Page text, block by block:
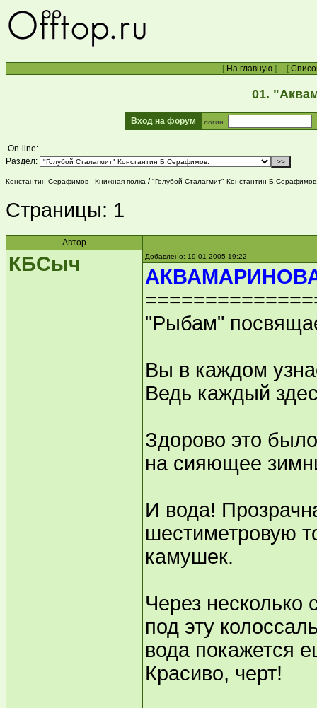
[ На главную] -- [
01.
Вход на форум логин
On-line:
Раздел:
Константин Серафимов - Книжная полка /"Голубой Сталагмит" Константин
Страницы: 1
Автор
КБСыч Добавлено: 19-01-2005 19:22
"Рыбам"
Вы в каждом
Ведь каждый
Здорово это
на сияющее
И вода!
шестиметровую
камушек.
Через несколько
под эту
вода покажется
Красиво, черт!